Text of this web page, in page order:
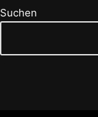
Suchen